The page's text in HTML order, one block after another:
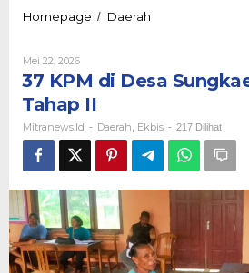
Homepage / Daerah
Sungkaen
Tahap
Mei 22, 2026Oleh
Mitranews.id
37 KPM di Desa
Tahap II
Mitranews.id - Daerah Ekbis - 217 Dilihat